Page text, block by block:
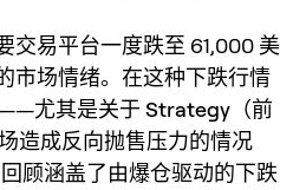
交易平台一度跌至 61,000 美
市场情绪。在这种下跌行情
——尤其是关于 Strategy （前
造成反向抛售压力的情况
顾涵盖了由爆仓驱动的下跌